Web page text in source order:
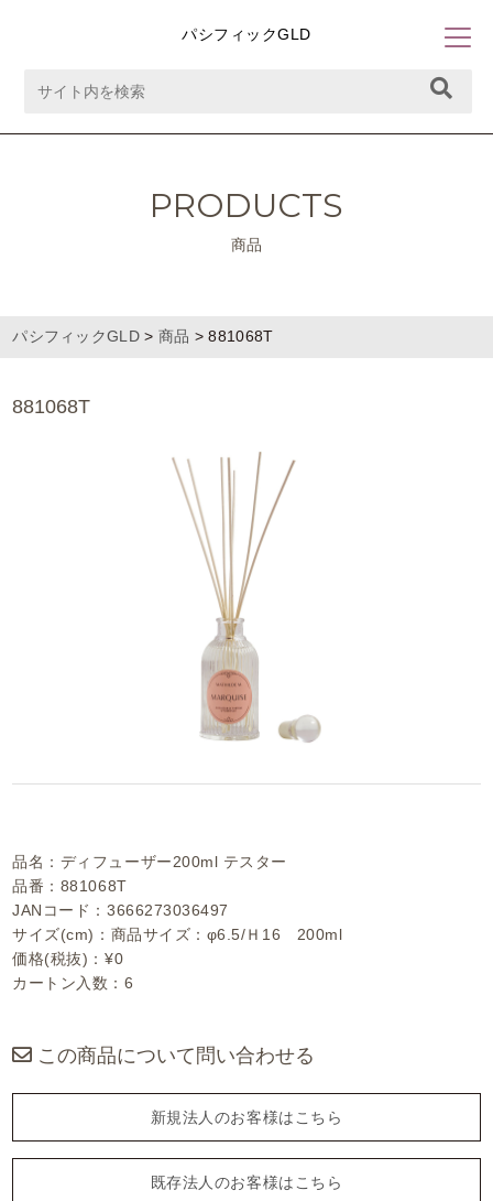
パシフィックGLD
PRODUCTS
商品
パシフィックGLD> 商品 >881068T
881068T
品名：ディフューザー200ml テスター
品番：881068T
JANコード：3666273036497
サイズ(cm)：商品サイズ：φ6.5/Ｈ16 200ml
価格(税抜)：¥0
カートン入数：6
この商品について問い合わせる
新規法人のお客様はこちら
既存法人のお客様はこちら